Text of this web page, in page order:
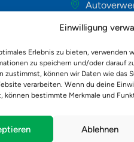
Einwilligung
Erlebnis zu bieten, verwenden
zu speichern und/oder darauf
zustimmst, können wir Daten wie das
verarbeiten. Wenn du deine
können bestimmte Merkmale und
Ablehnen
Schweiz
043 243